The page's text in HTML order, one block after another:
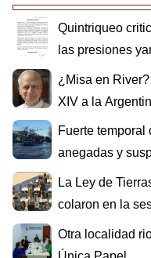
Quintriqueo
las presiones
¿Misa en
XIV a la
Fuerte
anegadas y
La Ley de
colaron en la
Otra localidad